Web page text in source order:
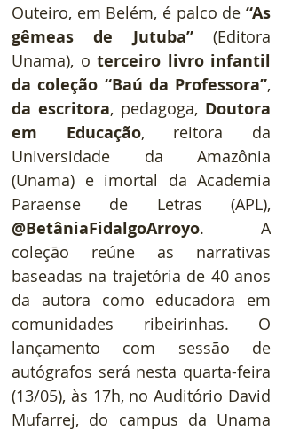
Outeiro, em Belém, é palco de “As
gêmeas de Jutuba” (Editora
Unama), o terceiro livro infantil
da coleção “Baú da Professora”
da escritora, pedagoga, Doutora
em Educação, reitora da
Universidade da Amazônia
(Unama) e imortal da Academia
@BetâniaFidalgoArroyo. A
coleção reúne as narrativas
baseadas na trajetória de 40 anos
da autora como educadora em
comunidades ribeirinhas. O
lançamento com sessão de
autógrafos será nesta quarta-feira
(13/05), às 17h, no Auditório David
Mufarrej, do campus da Unama